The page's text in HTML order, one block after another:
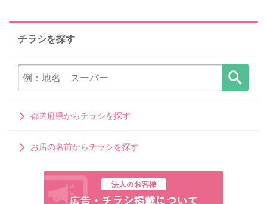
チラシを探す
都道府県からチラシを探す
お店の名前からチラシを探す